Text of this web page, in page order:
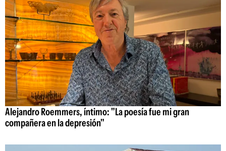
Alejandro Roemmers, íntimo: "La poesía fue mi gran
compañera en la depresión"